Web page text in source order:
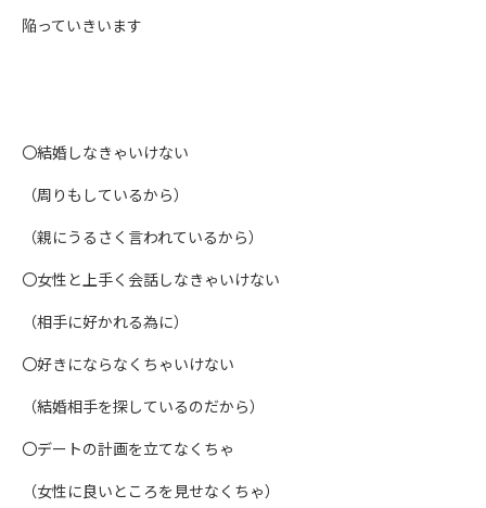
陥っていきいます
〇結婚しなきゃいけない
（周りもしているから）
（親にうるさく言われているから）
〇女性と上手く会話しなきゃいけない
（相手に好かれる為に）
〇好きにならなくちゃいけない
（結婚相手を探しているのだから）
〇デートの計画を立てなくちゃ
（女性に良いところを見せなくちゃ）